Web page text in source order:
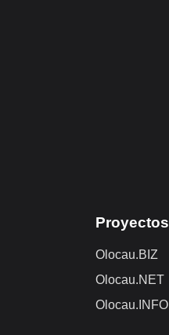
Proyectos
Olocau.BIZ
Olocau.NET
Olocau.INFO